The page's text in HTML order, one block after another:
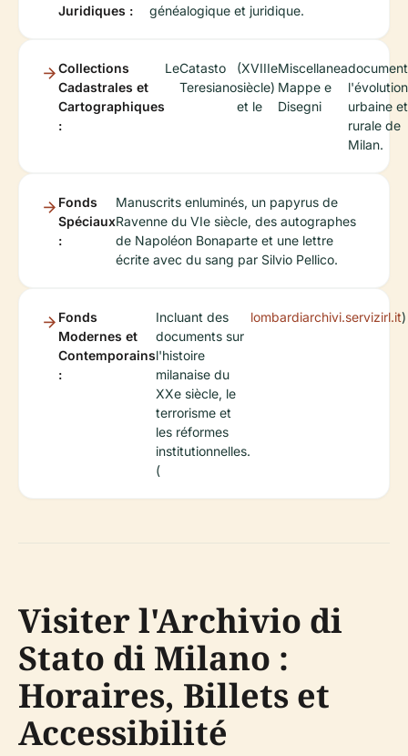
Juridiques :
généalogique et juridique.
Collections
Cadastrales et
Cartographiques
:
LeCatasto
Teresiano
(XVIIIe
siècle)
et le
Miscellanea
Mappe e
Disegni
l'évolution
urbaine et
rurale de
Milan.
Fonds
Spéciaux
:
Manuscrits enluminés, un papyrus de
Ravenne du VIe siècle, des autographes
de Napoléon Bonaparte et une lettre
écrite avec du sang par Silvio Pellico.
Fonds
Modernes et
Contemporains
:
Incluant des
documents sur
l'histoire
milanaise du
XXe siècle, le
terrorisme et
les réformes
institutionnelles.
(
lombardiarchivi.servizirl.it)
Visiter l'Archivio di
Stato di Milano :
Horaires, Billets et
Accessibilité